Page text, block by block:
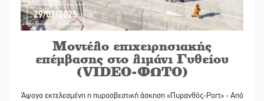
29/01/2025
Μοντέλο επιχειρησιακής
επέμβασης στο λιμάνι Γυθείου
(VIDEO-ΦΩΤΟ)
Άψογα εκτελεσμένη η πυροσβεστική άσκηση «Πυρανθός-Port» - Από